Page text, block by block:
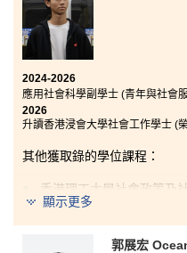
2024-2026
應用社會科學副學士 (青年與社會
2026
升讀香港浸會大學社會工作學士 (
其他獲取錄的學位課程：
香港理工大學社會政策及
課程)
香港理工大學應用老年學
顯示更多
郭展宏